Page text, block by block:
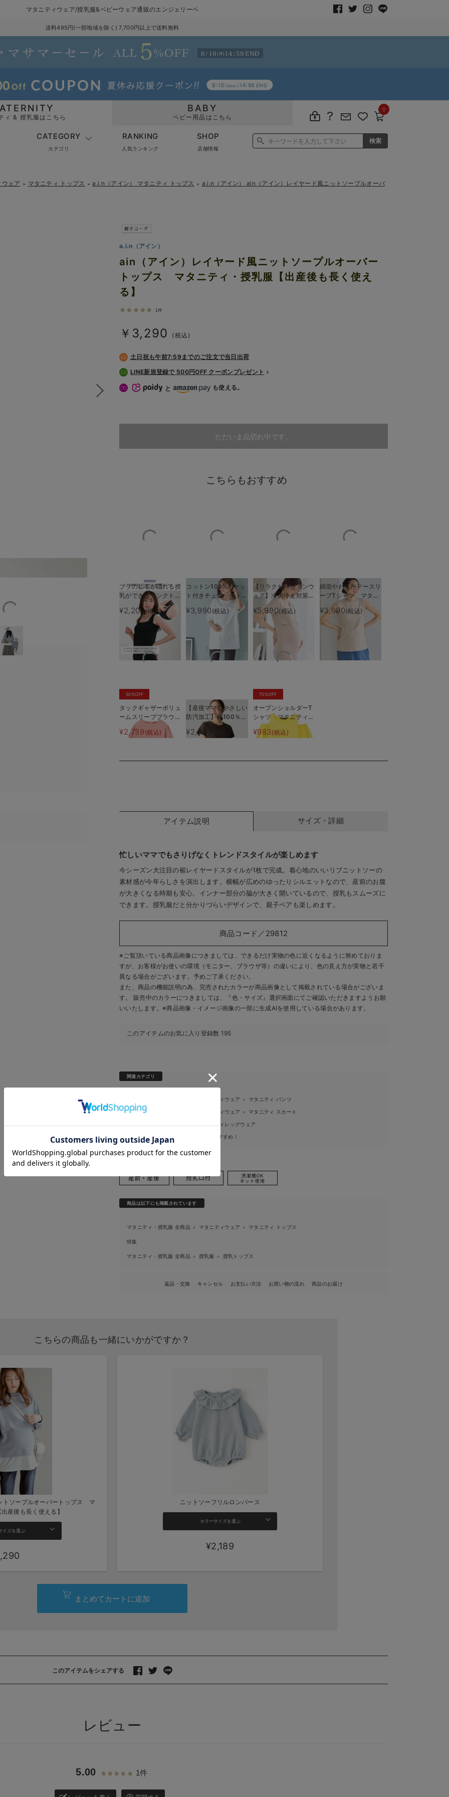
マタニティウェア/授乳服&ベビーウェア通販のエンジェリーベ
送料495円(一部地域を除く) 7,700円以上で送料無料
ィ & 授乳服はこちら
BABY
ベビー用品はこちら
0
CATEGORY
カテゴリ
RANKING
人気ランキング
SHOP
店舗情報
ウェア ＞ マタニティ トップス ＞ a.i.n（アイン） マタニティ トップス ＞
a.i.n（アイン） ain（アイン）レイヤード風ニットソープルオーバ
a.i.n（アイン）
ain（アイン）レイヤード風ニットソープルオーバー
トップス マタニティ・授乳服【出産後も長く使え
る】
1件
￥3,290 (税込)
土日祝も午前7:59までのご注文で当日出荷
LINE新規登録で 500円OFF クーポンプレゼント
と も使える。
ただいま品切れ中です。
こちらもおすすめ
ブラのヒモが隠れる授
乳ができるタンクトッ
プ 抗菌防臭 綿混モ
ダール
¥2,200(税込)
コットン100%ポケッ
ト付きチュニックトッ
プス マタニティ・授
乳服【出産後も長く使
¥3,990 (税込)
【リラクゼーションウ
ェア】冷房冷え対策
保温＆リカバリーサポ
ート momRest 半
袖Tシャツ
efe×ANGELIEBEコラ
ボ 光電子 日本製
¥5,990(税込)
綿混やわらかノースリ
ーブTシャツ マタニ
ティ・産後授乳服【出
産後も長く使える】
¥3,990(税込)
50%OFF
タックギャザーボリュ
ームスリーブブラウ
ス マタニティ・授乳
服【出産後も長く使え
¥2,739 (税込)
【産後ママにやさしい
防汚加工】綿100％授
乳半袖TEE
¥2,490
70%OFF
オープンショルダーT
シャツ マタニティ・
授乳服
¥983 (税込)
アイテム説明 サイズ・詳細
忙しいママでもさりげなくトレンドスタイルが楽しめます
今シーズン大注目の裾レイヤードスタイルが1枚で完成。着心地のいいリブニットソーの
素材感が今年らしさを演出します。横幅が広めのゆったりシルエットなので、産前のお腹
が大きくなる時期も安心。インナー部分の脇が大きく開いているので、授乳もスムーズに
できます。授乳服だと分かりづらいデザインで、親子ペアも楽しめます。
商品コード／29812
※ご覧頂いている商品画像につきましては、できるだけ実物の色に近くなるように努めておりま
すが、 お客様がお使いの環境（モニター、ブラウザ等）の違いにより、色の見え方が実物と若干
異なる場合がございます。予めご了承ください。
また、商品の機能説明の為、完売されたカラーが商品画像として掲載されている場合がございま
す。 販売中のカラーにつきましては、『色・サイズ』選択画面にてご確認いただきますようお願
いいたします。 ※商品画像・イメージ画像の一部に生成AIを使用している場合があります。
このアイテムのお気に入り登録数 195
関連カテゴリ
マタニティウェア ＞ マタニティ パンツ
マタニティ・授乳服 全商品 マタニティウェア ＞ マタニティ スカート
マタニティレッグウェア
特集＞ 親子コーデ｜ママとベビーにおすすめ！
ブランド：
商品は以下にも掲載されています
マタニティ・授乳服 全商品 ＞ マタニティウェア ＞ マタニティ トップス
特集
マタニティ・授乳服 全商品 ＞ 授乳服 ＞ 授乳トップス
返品・交換 キャンセル お支払い方法 お買い物の流れ 商品のお届け
こちらの商品も一緒にいかがですか？
トソープルオーバートップス マ
産後も長く使える】
イズを選ぶ
ニットソーフリルロンパース
カラーサイズを選ぶ
¥2,189
まとめてカートに追加
このアイテムをシェアする >
レビュー
5.00 1件
お気に入り商品を確認する